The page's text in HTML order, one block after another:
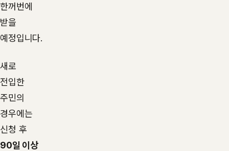
한꺼번에
받을
예정입니다.
새로
전입한
주민의
경우에는
신청 후
90일 이상